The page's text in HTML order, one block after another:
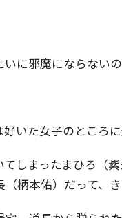
に邪魔にならない
好いた女子のところ
しまったまひろ（
柄本佑）だって、き